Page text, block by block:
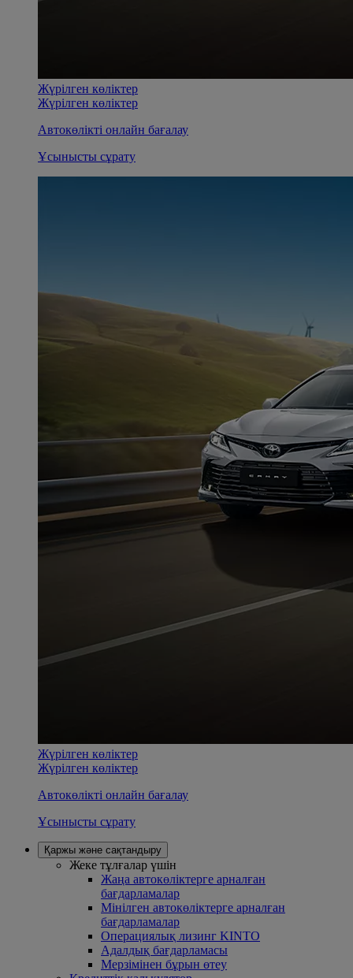
Жүрілген көліктер
Жүрілген көліктер
Автокөлікті онлайн бағалау
Ұсынысты сұрату
Жүрілген көліктер
Жүрілген көліктер
Автокөлікті онлайн бағалау
Ұсынысты сұрату
Қаржы және сақтандыру
Жеке тұлғалар үшін
Жаңа автокөліктерге арналған
бағдарламалар
Mінілген автокөліктерге арналған
бағдарламалар
Операциялық лизинг KINTO
Адалдық бағдарламасы
Mерзімінен бұрын өтеу